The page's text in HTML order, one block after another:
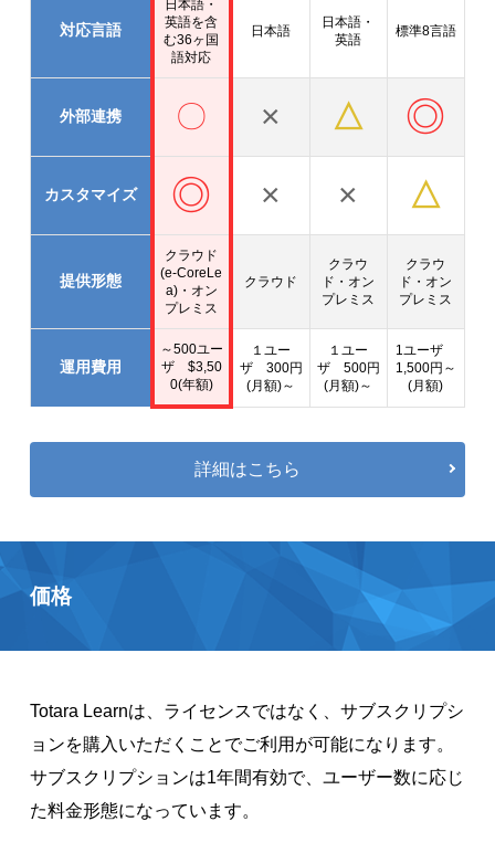
対応言語
日本語・
英語を含
む36ヶ国
語対応
日本語
日本語・
英語
標準8言語
外部連携 〇 × △ ◎
カスタマイズ ◎ × × △
提供形態
クラウド
(e-CoreLe
a)・ オン
プレミス
クラウド
クラウ
ド・オン
プレミス
クラウ
ド・オン
プレミス
運用費用
～500ユー
ザ $3,50
0(年額)
１ユー
ザ 300円
(月額)～
１ユー
ザ 500円
(月額)～
1ユーザ
1,500円～
(月額)
詳細はこちら
価格
Totara Learnは、ライセンスではなく、サブスクリプシ
ョンを購入いただくことでご利用が可能になります。
サブスクリプションは1年間有効で、ユーザー数に応じ
た料金形態になっています。